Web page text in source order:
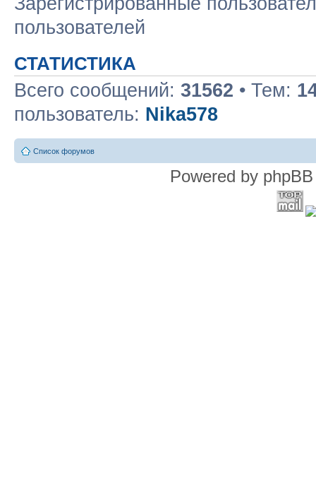
пользователей
СТАТИСТИКА
Всего сообщений: 31562 • Тем:
пользователь: Nika578
Список форумов
Powered by